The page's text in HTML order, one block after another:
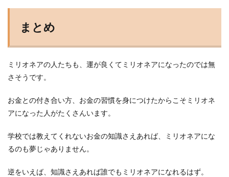
まとめ
ミリオネアの人たちも、運が良くてミリオネアになったのでは無
さそうです。
お金との付き合い方、お金の習慣を身につけたからこそミリオネ
アになった人がたくさんいます。
学校では教えてくれないお金の知識さえあれば、ミリオネアにな
るのも夢じゃありません。
逆をいえば、知識さえあれば誰でもミリオネアになれるはず。